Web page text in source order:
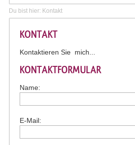
Du bist hier: Kontakt
KONTAKT
Kontaktieren Sie mich...
KONTAKTFORMULAR
Name:
E-Mail: